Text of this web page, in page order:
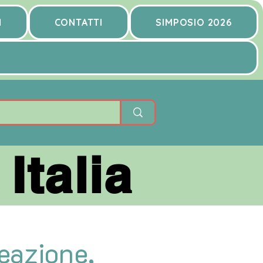
CONTATTI SIMPOSIO 2026
Italia
Italia